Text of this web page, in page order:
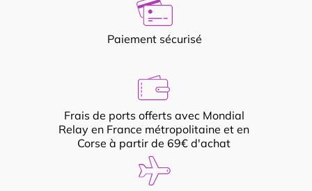
Paiement sécurisé
Frais de ports offerts avec Mondial
Relay en France métropolitaine et en
Corse à partir de 69€ d'achat